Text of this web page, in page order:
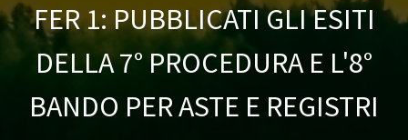
FER 1: PUBBLICATI GLI ESITI
DELLA 7° PROCEDURA E L'8°
BANDO PER ASTE E REGISTRI